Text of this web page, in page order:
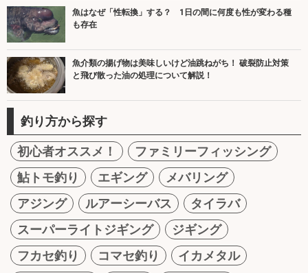
魚はなぜ「性転換」する？ 1日の間に何度も性が変わる種
も存在
魚介類の揚げ物は美味しいけど油跳ねがち！ 破裂防止対策
と飛び散った油の処理について解説！
釣り方から探す
初心者オススメ！
ファミリーフィッシング
鮎トモ釣り
エギング
メバリング
アジング
ルアーシーバス
タイラバ
スーパーライトジギング
ジギング
フカセ釣り
コマセ釣り
イカメタル